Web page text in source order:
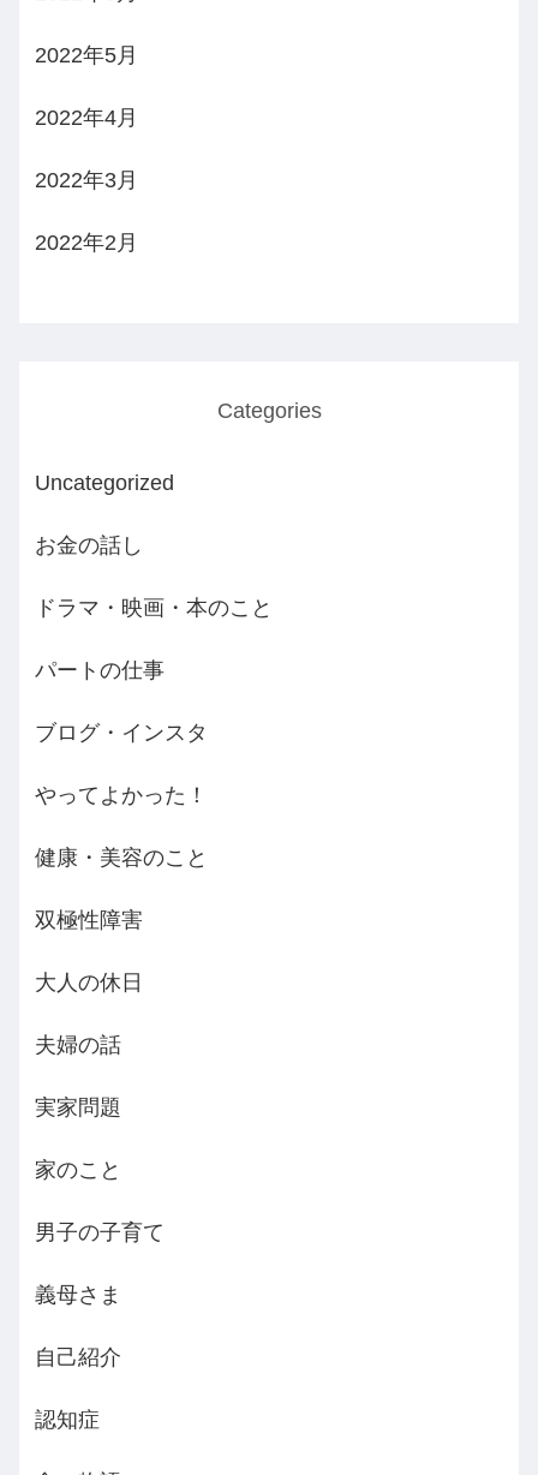
2022年5月
2022年4月
2022年3月
2022年2月
Categories
Uncategorized
お金の話し
ドラマ・映画・本のこと
パートの仕事
ブログ・インスタ
やってよかった！
健康・美容のこと
双極性障害
大人の休日
夫婦の話
実家問題
家のこと
男子の子育て
義母さま
自己紹介
認知症